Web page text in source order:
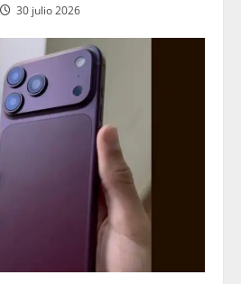
30 julio 2026